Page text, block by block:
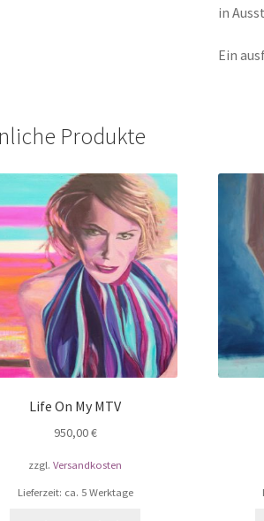
in
Ein
Produkte
Life On My MTV
950,00€
zzgl.Versandkosten
Lieferzeit: ca. 5 Werktage